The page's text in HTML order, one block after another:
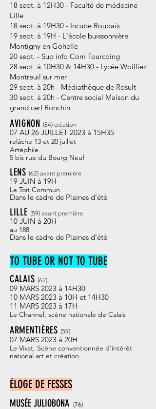
18 sept. à 12H30 - Faculté de médecine
Lille
18 sept. à 19H30 - Incube Roubaix
19 sept. à 19H - L'école buissonnière
Montigny en Gohelle
20 sept. - Sup info Com Tourcoing
28 sept. à 10H30 & 14H30 - Lycée Woilliez
Montreuil sur mer
29 sept. à 20h - Médiathèque de Rosult
30 sept. à 20h - Centre social Maison du
grand cerf Ronchin
AVIGNON(84) création
07 AU 26 JUILLET 2023 à 15H35
relâche 13 et 20 juillet
Artéphile
5 bis rue du Bourg Neuf
LENS(62) avant première
19 JUIN à 19H
Le Toit Commun
Dans le cadre de Plaines d'été
LILLE (59)avant première
10 JUIN à 20H
au 188
Dans le cadre de Plaines d'été
TO TUBE OR NOT TO TUBE
CALAIS (62)
09 MARS 2023 à 14H30
10 MARS 2023 à 10H et 14H30
11 MARS 2023 à 17H
Le Channel, scène nationale de Calais
ARMENTIÈRES(59)
07 MARS 2023 à 20H
Le Vivat​, Scène conventionnée d'intérêt
national art et création
ÉLOGE DE FESSES
MUSÉE JULIOBONA (76)